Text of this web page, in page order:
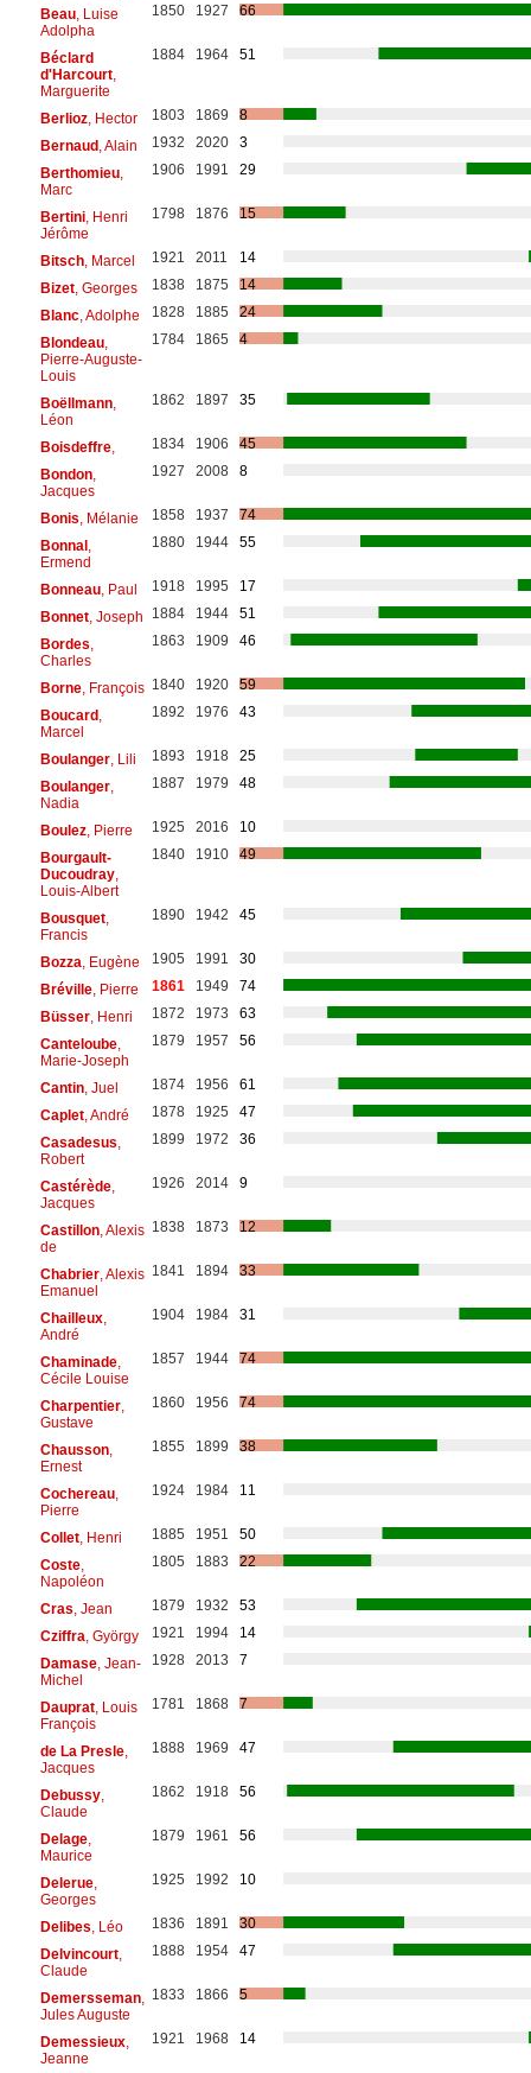
Beau, Luise
Adolpha
1850 1927 66
Béclard
d'Harcourt,
Marguerite
1884 1964 51
Berlioz, Hector 1803 1869
8
Bernaud, Alain 1932 2020
3
Berthomieu,
Marc
1906 1991 29
Bertini, Henri
Jérôme
1798 1876 15
Bitsch, Marcel 1921 2011
14
Bizet, Georges 1838 1875
14
Blanc, Adolphe 1828 1885
24
Blondeau,
Pierre-Auguste-
Louis
1784 1865 4
Boëllmann,
Léon
1862 1897 35
Boisdeffre, 1834 1906
45
Bondon,
Jacques
1927 2008 8
Bonis , Mélanie 1858 1937
74
Bonnal,
Ermend
1880 1944 55
Bonneau, Paul 1918 1995
17
Bonnet, Joseph 1884 1944
51
Bordes
Charles
1863 1909 46
Borne, François 1840 1920
59
Boucard,
Marcel
1892 1976 43
Boulanger, Lili 1893 1918
25
Boulanger,
Nadia
1887 1979 48
Boulez, Pierre 1925 2016
10
Bourgault-
Ducoudray,
Louis-Albert
1840 1910 49
Bousquet,
Francis
1890 1942 45
Bozza , Eugène 1905 1991
30
Bréville, Pierre 1861 1949
74
Büsser, Henri 1872 1973
63
Canteloube,
Marie-Joseph
1879 1957 56
Cantin, Juel 1874 1956
61
Caplet, André 1878 1925
47
Casadesus
Robert
1899 1972 36
Castérède,
Jacques
1926 2014 9
Castillon, Alexis
de
1838 1873 12
Chabrier, Alexis
Emanuel
1841 1894 33
Chailleux,
André
1904 1984 31
Chaminade,
Cécile Louise
1857 1944 74
Charpentier,
Gustave
1860 1956 74
Chausson,
Ernest
1855 1899 38
Cochereau,
Pierre
1924 1984 11
Collet, Henri 1885 1951
50
Coste,
Napoléon
1805 1883 22
Cras , Jean 1879 1932
53
Cziffra , György 1921 1994
14
Damase, Jean-
Michel
1928 2013 7
Dauprat, Louis
François
1781 1868 7
de La Presle,
Jacques
1888 1969 47
Debussy,
Claude
1862 1918 56
Delage,
Maurice
1879 1961 56
Delerue,
Georges
1925 1992 10
Delibes , Léo 1836 1891
30
Delvincourt,
Claude
1888 1954 47
Demersseman,
Jules Auguste
1833 1866 5
Demessieux,
Jeanne
1921 1968 14